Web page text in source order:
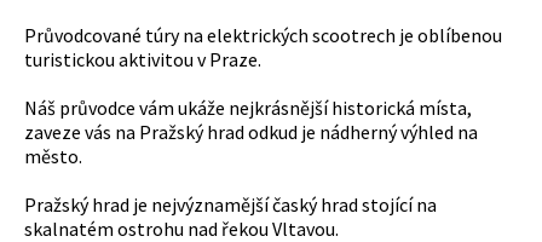
Průvodcované túry na elektrických scootrech je oblíbenou
turistickou aktivitou v Praze.
Náš průvodce vám ukáže nejkrásnější historická místa,
zaveze vás na Pražský hrad odkud je nádherný výhled na
město.
Pražský hrad je nejvýznamější časký hrad stojící na
skalnatém ostrohu nad řekou Vltavou.